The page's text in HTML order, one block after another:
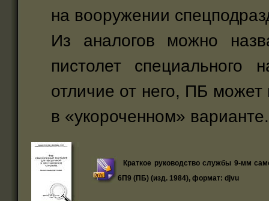
на вооружении
Из аналогов можно
пистолет
отличие от него, ПБ может
в «укороченном» варианте.
Краткое руководство службы 9-мм
6П9 (ПБ) (изд. 1984), формат: djvu